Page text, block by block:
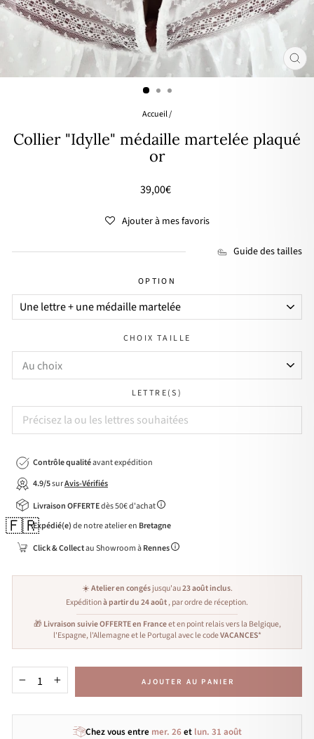
Accueil/
Collier "Idylle" médaille martelée plaqué
or
Prix
39,00€
Ajouter à mes favoris
Guide des tailles
OPTION
CHOIX TAILLE
LETTRE(S)
Contrôle qualitéavant expédition
4.9/5surAvis-Vérifiés
Livraison OFFERTEdès 50€ d'achat
🇫🇷Expédié(e)de notre atelier en Bretagne
Click & Collectau Showroom àRennes
☀️Atelier en congésjusqu'au23 août inclus.
Expéditionà partir du 24 août, par ordre de réception.
🎁 Livraison suivie OFFERTE en Franceet en point relais vers la Belgique,
l'Espagne, l'Allemagne et le Portugal avec le codeVACANCES*
+ AJOUTER AU PANIER
Chez vous entre mer. 26et lun. 31 août